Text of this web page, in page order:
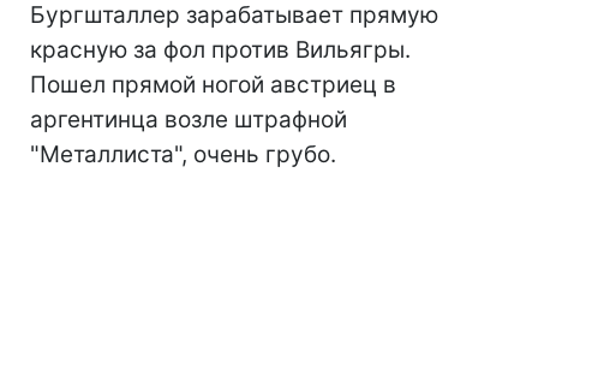
Бургшталлер зарабатывает прямую
красную за фол против Вильягры.
Пошел прямой ногой австриец в
аргентинца возле штрафной
"Металлиста", очень грубо.